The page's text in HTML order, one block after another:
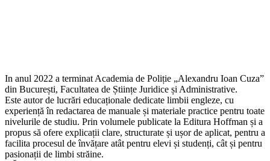
In anul 2022 a terminat Academia de Poliție „Alexandru Ioan Cuza”
din București, Facultatea de Științe Juridice și Administrative.
Este autor de lucrări educaționale dedicate limbii engleze, cu
experiență în redactarea de manuale și materiale practice pentru toate
nivelurile de studiu. Prin volumele publicate la Editura Hoffman și a
propus să ofere explicații clare, structurate și ușor de aplicat, pentru a
facilita procesul de învățare atât pentru elevi și studenți, cât și pentru
pasionații de limbi străine.